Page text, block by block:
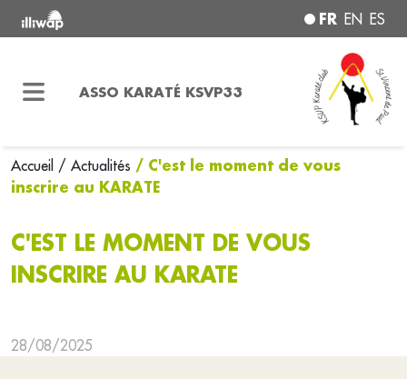
FR EN ES
ASSO KARATÉ KSVP33
Accueil / Actualités / C'est le moment de vous
inscrire au KARATE
C'EST LE MOMENT DE VOUS
INSCRIRE AU KARATE
28/08/2025